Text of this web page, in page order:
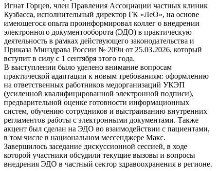
Игнат Горцев, член Правления Ассоциации частных клиник
Кузбасса, исполнительный директор ГК «ЛеО», на основе
имеющегося опыта проинформировал коллег о внедрении
электронного документооборота (ЭДО) в практическую
деятельность в рамках действующего законодательства и
Приказа Минздрава России № 209н от 25.03.2026, который
вступит в силу с 1 сентября этого года.
В выступлении было уделено внимание вопросам
практической адаптации к новым требованиям: оформлению
на ответственных работников медорганизаций УКЭП
(усиленной квалифицированной электронной подписи),
предварительной оценке готовности информационных
систем, обучению сотрудников и выстраиванию внутренних
регламентов работы с электронными документами. Также
акцент был сделан на ЭДО во взаимодействии с пациентами,
в том числе в национальном мессенджере Макс.
Завершилось заседание дискуссионной сессией, в ходе
которой участники обсудили текущие вызовы и вопросы
внедрения ЭДО в частный сектор здравоохранения в регионе.